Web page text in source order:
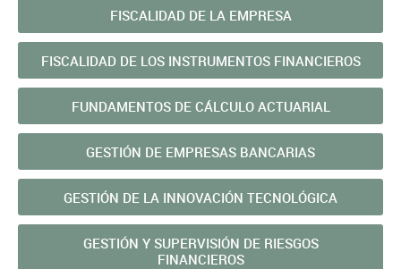
FISCALIDAD DE LA EMPRESA
FISCALIDAD DE LOS INSTRUMENTOS FINANCIEROS
FUNDAMENTOS DE CÁLCULO ACTUARIAL
GESTIÓN DE EMPRESAS BANCARIAS
GESTIÓN DE LA INNOVACIÓN TECNOLÓGICA
GESTIÓN Y SUPERVISIÓN DE RIESGOS
FINANCIEROS